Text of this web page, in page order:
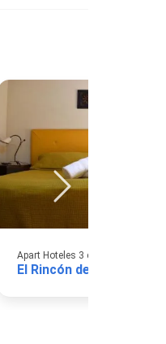
Apart Hoteles 3 estrellas